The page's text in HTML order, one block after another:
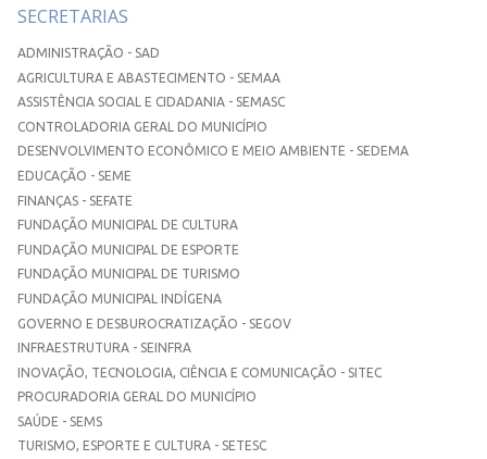
SECRETARIAS
ADMINISTRAÇÃO - SAD
AGRICULTURA E ABASTECIMENTO - SEMAA
ASSISTÊNCIA SOCIAL E CIDADANIA - SEMASC
CONTROLADORIA GERAL DO MUNICÍPIO
DESENVOLVIMENTO ECONÔMICO E MEIO AMBIENTE - SEDEMA
EDUCAÇÃO - SEME
FINANÇAS - SEFATE
FUNDAÇÃO MUNICIPAL DE CULTURA
FUNDAÇÃO MUNICIPAL DE ESPORTE
FUNDAÇÃO MUNICIPAL DE TURISMO
FUNDAÇÃO MUNICIPAL INDÍGENA
GOVERNO E DESBUROCRATIZAÇÃO - SEGOV
INFRAESTRUTURA - SEINFRA
INOVAÇÃO, TECNOLOGIA, CIÊNCIA E COMUNICAÇÃO - SITEC
PROCURADORIA GERAL DO MUNICÍPIO
SAÚDE - SEMS
TURISMO, ESPORTE E CULTURA - SETESC